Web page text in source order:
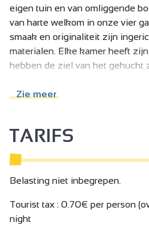
eigen tuin en van omliggende
van harte welkom in onze vier
smaak en originaliteit zijn
materialen. Elke kamer heeft
hebben de ziel van het gehucht
moment geserveerd in een
wijn maken en
Zie meer
TARIFS
Belasting niet inbegrepen.
Tourist tax : 0.70€ per person
night